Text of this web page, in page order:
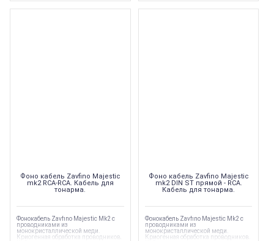
Фоно кабель Zavfino Majestic
mk2 RCA-RCA. Кабель для
тонарма.
Фонокабель Zavfino Majestic Mk2 с
проводниками из
монокристаллической меди.
Криогенная обработка проводников.
Фоно кабель Zavfino Majestic
mk2 DIN ST прямой - RCA.
Кабель для тонарма.
Фонокабель Zavfino Majestic Mk2 с
проводниками из
монокристаллической меди.
Криогенная обработка проводников.